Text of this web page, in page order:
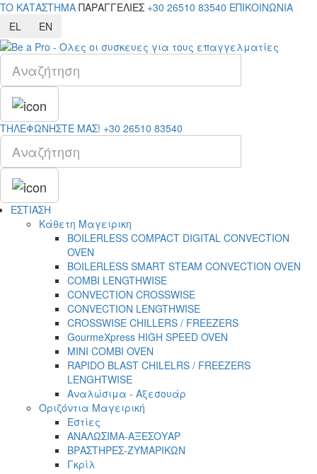
TO ΚΑΤΑΣΤΗΜΑ ΠΑΡΑΓΓΕΛΙΕΣ +30 26510 83540 ΕΠΙΚΟΙΝΩΝΙΑ
EL
EN
ΤΗΛΕΦΩΝΗΣΤΕ ΜΑΣ! +30 26510 83540
ΕΣΤΙΑΣΗ
Κάθετη Μαγειρικη
BOILERLESS COMPACT DIGITAL CONVECTION
OVEN
BOILERLESS SMART STEAM CONVECTION OVEN
COMBI LENGTHWISE
CONVECTION CROSSWISE
CONVECTION LENGTHWISE
CROSSWISE CHILLERS / FREEZERS
GourmeXpress HIGH SPEED OVEN
MINI COMBI OVEN
RAPIDO BLAST CHILELRS / FREEZERS
LENGHTWISE
Αναλώσιμα - Αξεσουάρ
Οριζόντια Μαγειρική
Εστίες
ΑΝΑΛΩΣΙΜΑ-ΑΞΕΣΟΥΑΡ
ΒΡΑΣΤΗΡΕΣ-ΖΥΜΑΡΙΚΩΝ
Γκρίλ